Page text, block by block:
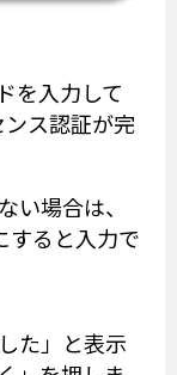
場合は、
すると入力で
た」と表示